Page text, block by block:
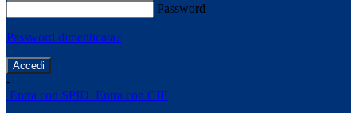
Password
Password dimenticata?
-
Entra con SPID Entra con CIE